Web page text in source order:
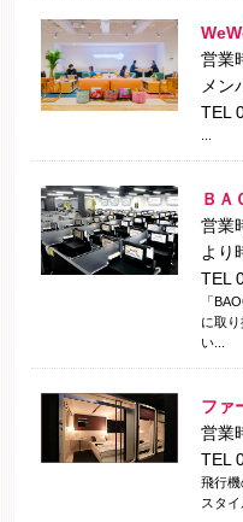
営業
メン
TEL
ＢＡ
営業
より
TEL
「
に取
い...
ファ
営業
TEL
飛行
スタイ